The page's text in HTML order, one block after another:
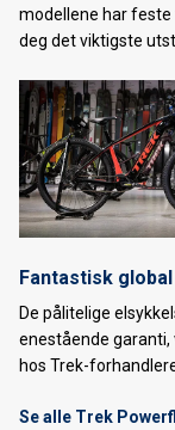
modellene har
deg det viktigste
Fantastisk
De pålitelige
enestående garanti,
hos Trek-
Se alle Trek